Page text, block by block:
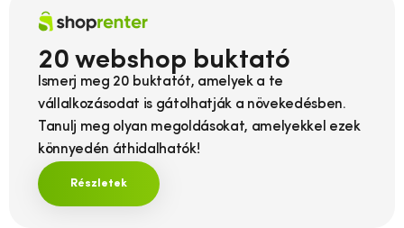
20 webshop buktató
Ismerj meg 20 buktatót, amelyek a te
vállalkozásodat is gátolhatják a növekedésben.
Tanulj meg olyan megoldásokat, amelyekkel ezek
könnyedén áthidalhatók!
Részletek